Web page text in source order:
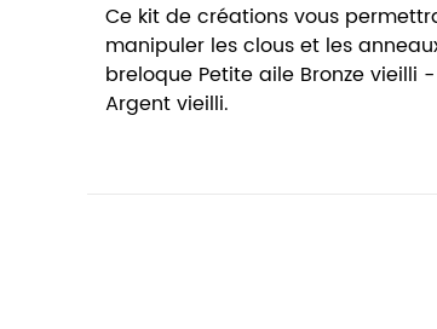
Ce kit de créations vous
manipuler les clous et les
breloque Petite aile Bronze vieilli
Argent vieilli.